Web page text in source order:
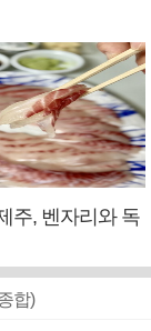
주, 벤자리와 독
합)